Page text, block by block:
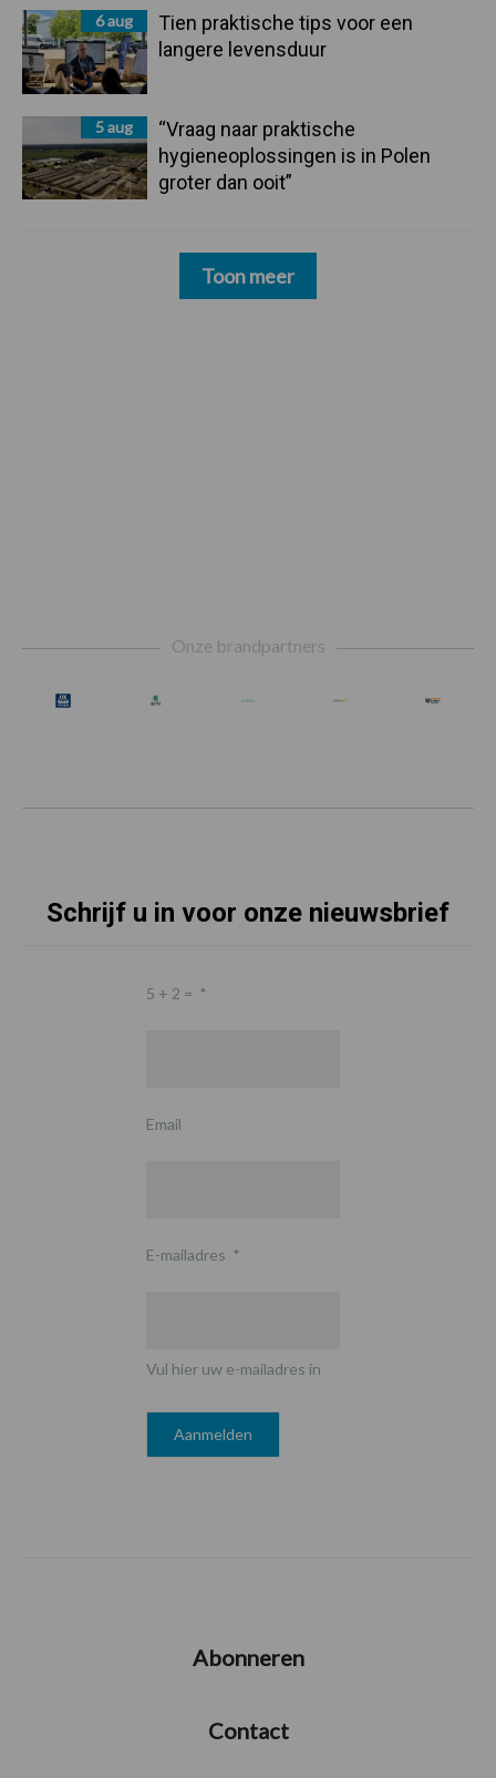
6 aug
Tien praktische tips voor een
langere levensduur
5 aug
“Vraag naar praktische
hygieneoplossingen is in Polen
groter dan ooit”
Toon meer
Onze brandpartners
Schrijf u in voor onze nieuwsbrief
5 + 2 = *
Email
E-mailadres *
Vul hier uw e-mailadres in
Abonneren
Contact